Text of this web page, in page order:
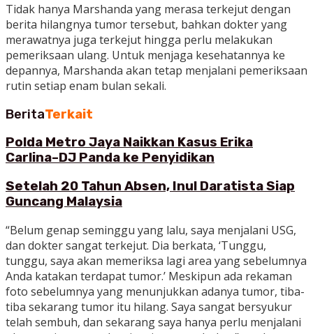
Tidak hanya Marshanda yang merasa terkejut dengan
berita hilangnya tumor tersebut, bahkan dokter yang
merawatnya juga terkejut hingga perlu melakukan
pemeriksaan ulang. Untuk menjaga kesehatannya ke
depannya, Marshanda akan tetap menjalani pemeriksaan
rutin setiap enam bulan sekali.
BeritaTerkait
Polda Metro Jaya Naikkan Kasus Erika
Carlina–DJ Panda ke Penyidikan
Setelah 20 Tahun Absen, Inul Daratista Siap
Guncang Malaysia
“Belum genap seminggu yang lalu, saya menjalani USG,
dan dokter sangat terkejut. Dia berkata, ‘Tunggu,
tunggu, saya akan memeriksa lagi area yang sebelumnya
Anda katakan terdapat tumor.’ Meskipun ada rekaman
foto sebelumnya yang menunjukkan adanya tumor, tiba-
tiba sekarang tumor itu hilang. Saya sangat bersyukur
telah sembuh, dan sekarang saya hanya perlu menjalani